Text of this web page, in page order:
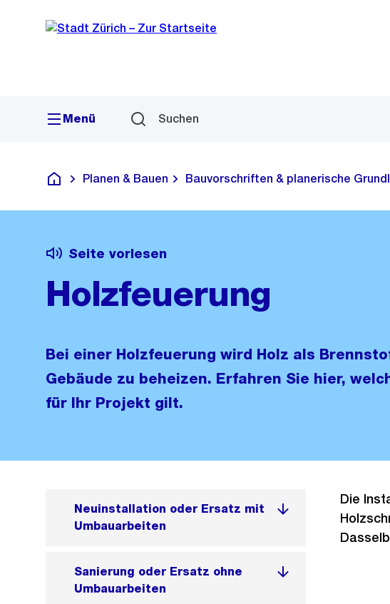
Navigation
Sprunglink
Menü Suchen
Deutsch
Planen & Bauen Bauvorschriften & planerische
Seite vorlesen
Holzfeuerung
Bei einer Holzfeuerung wird Holz als
Gebäude zu beheizen. Erfahren Sie hier,
für Ihr Projekt gilt.
Neuinstallation oder Ersatz mit
Umbauarbeiten
Sanierung oder Ersatz ohne
Umbauarbeiten
Die